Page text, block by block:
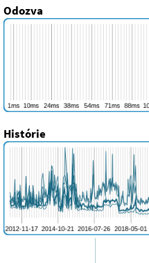
Odozva
Histórie